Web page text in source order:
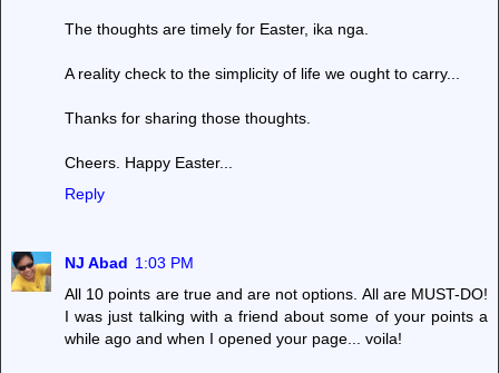
The thoughts are timely for Easter, ika nga.
A reality check to the simplicity of life we ought to carry...
Thanks for sharing those thoughts.
Cheers. Happy Easter...
Reply
NJ Abad 1:03 PM
All 10 points are true and are not options. All are MUST-DO!
I was just talking with a friend about some of your points a
while ago and when I opened your page... voila!